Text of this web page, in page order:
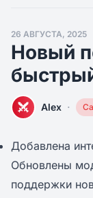
26 АВГУСТА, 2025
Новый
Alex ·
Добавлена
Обновлены
поддержки